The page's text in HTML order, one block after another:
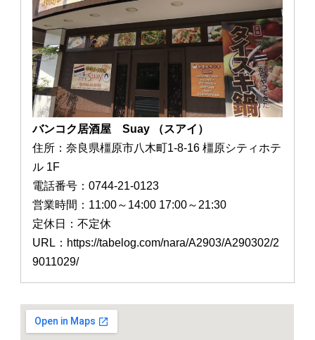
バンコク居酒屋 Suay （スアイ）
住所：奈良県橿原市八木町1-8-16 橿原シティホテ
ル 1F
電話番号：0744-21-0123
営業時間：11:00～14:00 17:00～21:30
定休日：不定休
URL：https://tabelog.com/nara/A2903/A290302/2
9011029/